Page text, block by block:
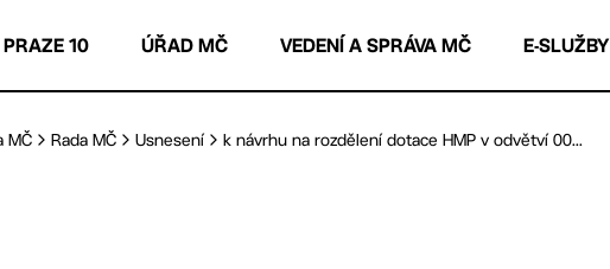
10 ÚŘAD MČ VEDENÍ A SPRÁVA MČ E-SLUŽBY
MČ Rada MČ Usnesení k návrhu na rozdělení dotace HMP v odvětví 00...